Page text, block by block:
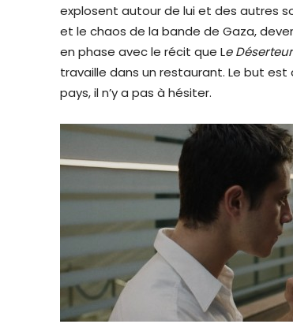
explosent autour de lui et des autres
et le chaos de la bande de Gaza,
en phase avec le récit que Le Déserteur
travaille dans un restaurant. Le but est
pays, il n’y a pas à hésiter.